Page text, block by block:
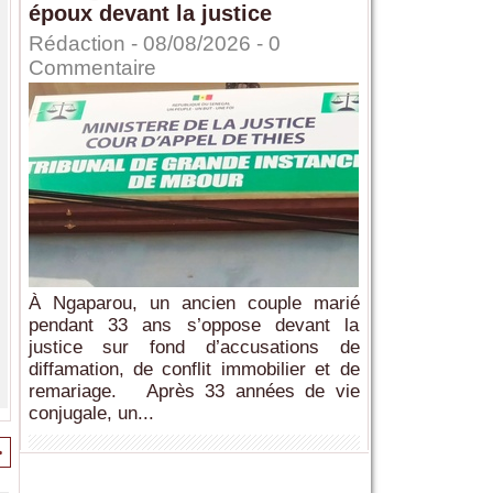
époux devant la justice
Rédaction - 08/08/2026 - 0
Commentaire
À Ngaparou, un ancien couple marié
pendant 33 ans s’oppose devant la
justice sur fond d’accusations de
diffamation, de conflit immobilier et de
remariage. Après 33 années de vie
conjugale, un...